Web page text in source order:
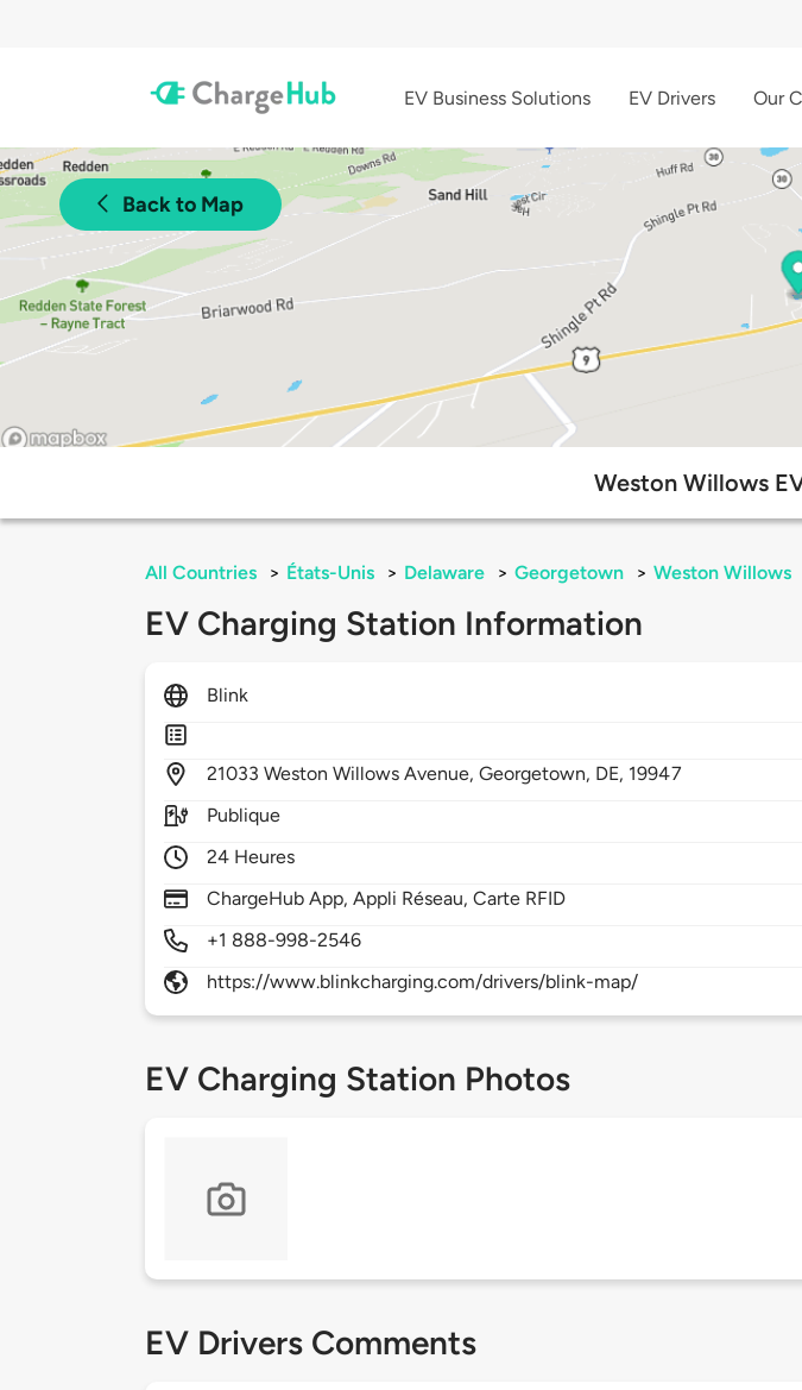
EV Business Solutions EV Drivers Our
Back to Map
Weston Willows
All Countries > États-Unis > Delaware > Georgetown > Weston Willows
EV Charging Station Information
Blink
21033Weston Willows Avenue,Georgetown, DE, 19947
Publique
24 Heures
ChargeHub App, Appli Réseau, Carte RFID
+1 888-998-2546
https://www.blinkcharging.com/drivers/blink-map/
EV Charging Station Photos
EV Drivers Comments